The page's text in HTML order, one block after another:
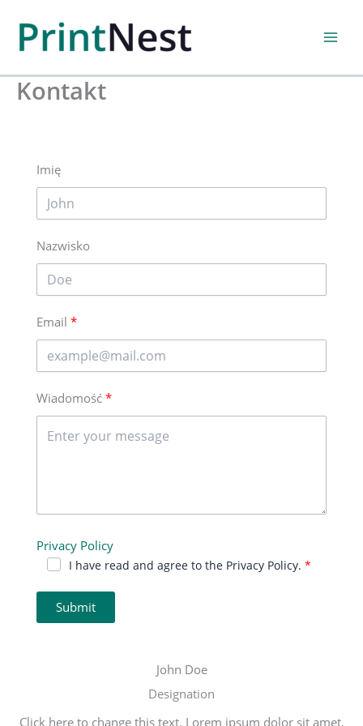
treści
Kontakt
Imię
Nazwisko
Email
Wiadomość
Privacy Policy
I have read and agree to the Privacy Policy.
Submit
John Doe
Designation
Click here to change this text. Lorem ipsum dolor sit amet,